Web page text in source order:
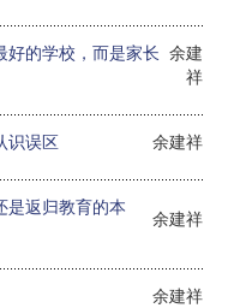
好的学校，而是家长 余建
祥
识误区 余建祥
是返归教育的本
余建祥
余建祥